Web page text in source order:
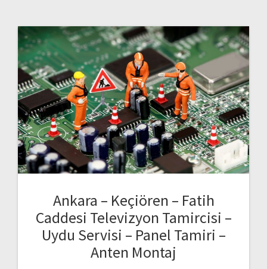
Ankara – Keçiören – Fatih
Caddesi Televizyon Tamircisi –
Uydu Servisi – Panel Tamiri –
Anten Montaj